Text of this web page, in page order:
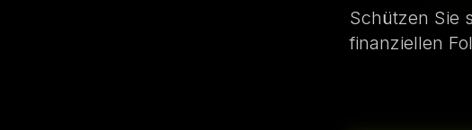
Schützen Sie
finanziellen